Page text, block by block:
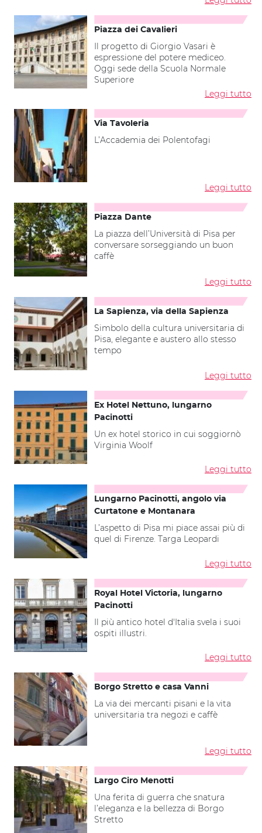
Piazza dei Cavalieri
Il progetto di Giorgio Vasari è
espressione del potere mediceo.
Oggi sede della Scuola Normale
Superiore
Leggi tutto
Via Tavoleria
L’Accademia dei Polentofagi
Leggi tutto
Piazza Dante
La piazza dell’Università di Pisa per
conversare sorseggiando un buon
caffè
Leggi tutto
La Sapienza, via della Sapienza
Simbolo della cultura universitaria di
Pisa, elegante e austero allo stesso
tempo
Leggi tutto
Ex Hotel Nettuno, lungarno
Pacinotti
Un ex hotel storico in cui soggiornò
Virginia Woolf
Leggi tutto
Lungarno Pacinotti, angolo via
Curtatone e Montanara
L’aspetto di Pisa mi piace assai più di
quel di Firenze. Targa Leopardi
Leggi tutto
Royal Hotel Victoria, lungarno
Pacinotti
Il più antico hotel d'Italia svela i suoi
ospiti illustri.
Leggi tutto
Borgo Stretto e casa Vanni
La via dei mercanti pisani e la vita
universitaria tra negozi e caffè
Leggi tutto
Largo Ciro Menotti
Una ferita di guerra che snatura
l’eleganza e la bellezza di Borgo
Stretto